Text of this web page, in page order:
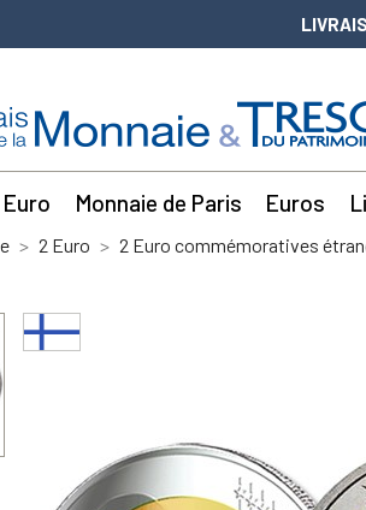
Monnaie de Paris Euros
2 Euro 2 Euro commémoratives